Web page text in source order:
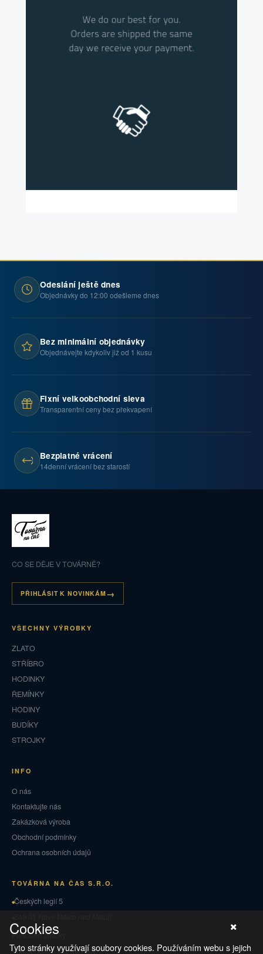
Odeslání ještě dnes
Objednávky do 12:00 odešleme dnes
Bez minimální objednávky
Objednávejte kdykoliv již od 1 kusu
Fixní velkoobchodní sleva
Transparentní ceny bez překvapení
Bezplatné vrácení
14denní vrácení bez starostí
CO SE DĚJE V TOVÁRNĚ?
PŘIHLÁSIT K NOVINKÁM
VŠECHNY VÝROBKY
ZLATO
STŘÍBRO
HODINKY
ŘEMÍNKY
HODINY
BUDÍKY
STROJKY
INFO
O nás
Kontaktujte nás
Zakázková výroba
Obchodní podmínky
Ochrana osobních údajů
TOVÁRNA NA ČAS S.R.O.
Českých legií 5
Puncovní značky
Vrácení zboží a reklamace
Cookies
Tyto stránky využívají soubory cookies. Používáním webu s jejich